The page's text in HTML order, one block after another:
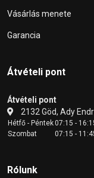
Vásárlás menete
Garancia
Átvételi pont
Átvételi pont
2132 Göd, Ady
Hétfő - Péntek07:15 -
Szombat
07:15 -
Rólunk